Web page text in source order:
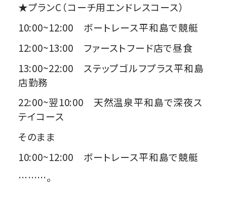
★プランC（コーチ用エンドレスコース）
10:00~12:00 ボートレース平和島で競艇
12:00~13:00 ファーストフード店で昼食
13:00~22:00 ステップゴルフプラス平和島
店勤務
22:00~翌10:00 天然温泉平和島で深夜ス
テイコース
そのまま
10:00~12:00 ボートレース平和島で競艇
………。